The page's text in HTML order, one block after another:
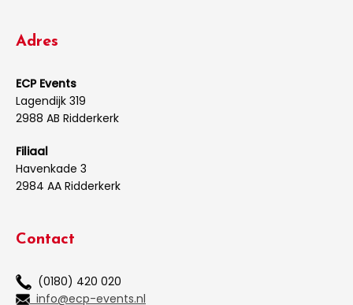
Adres
ECP Events
Lagendijk 319
2988 AB Ridderkerk
Filiaal
Havenkade 3
2984 AA Ridderkerk
Contact
(0180) 420 020
info@ecp-events.nl